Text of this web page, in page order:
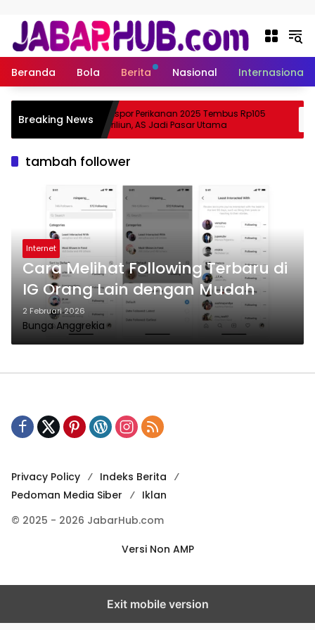
Beranda Bola Berita Nasional Internasional
Breaking News
Suzuki?
Ekspor Perikanan 2025 Tembus Rp105
Triliun, AS Jadi Pasar Utama
tambah follower
Internet
Cara Melihat Following Terbaru di
IG Orang Lain dengan Mudah
2 Februari 2026
Bunga Anggrekia
Privacy Policy
Indeks Berita
Pedoman Media Siber
Iklan
© 2025 - 2026 JabarHub.com
Versi Non AMP
Exit mobile version